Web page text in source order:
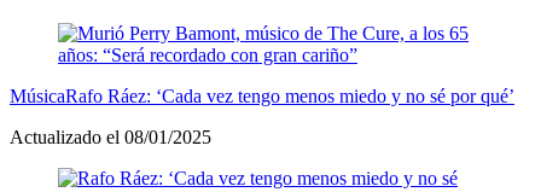
MúsicaRafo Ráez: ‘Cada vez tengo menos miedo y no sé por qué’
Actualizado el 08/01/2025